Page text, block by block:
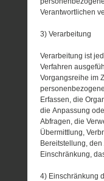
Verantwortlichen
3) Verarbeitung
Verarbeitung ist
Verfahren
Vorgangsreihe im
Erfassen, die
die Anpassung
Abfragen, die
Übermittlung,
Bereitstellung,
Einschränkung,
4) Einschränkung